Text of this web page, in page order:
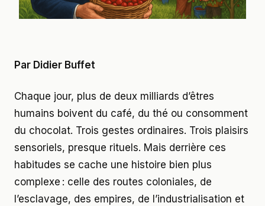
Par Didier Buffet
Chaque jour, plus de deux milliards d’êtres
humains boivent du café, du thé ou consomment
du chocolat. Trois gestes ordinaires. Trois plaisirs
sensoriels, presque rituels. Mais derrière ces
habitudes se cache une histoire bien plus
complexe : celle des routes coloniales, de
l’esclavage, des empires, de l’industrialisation et